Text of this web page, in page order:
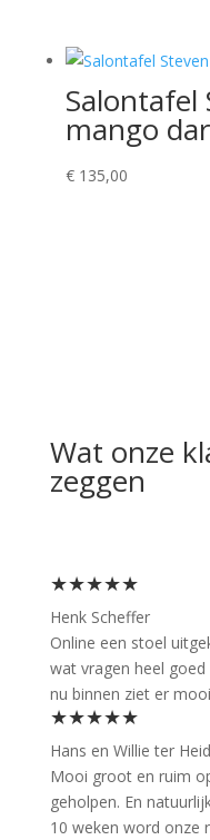
Salontafel
mango
€135,00
Wat onze
zeggen
★★★★★
Henk Scheffer
Online een stoel
wat vragen heel
nu binnen ziet er
★★★★★
Hans en Willie ter
Mooi groot en ruim
geholpen. En
10 weken word onze